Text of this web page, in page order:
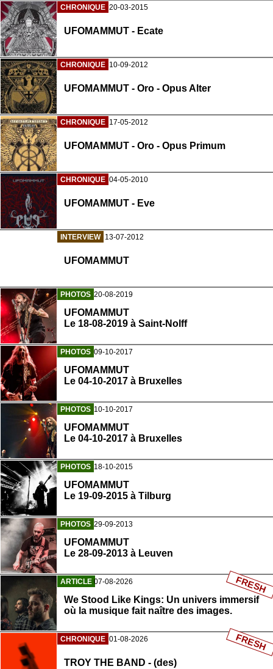
CHRONIQUE 20-03-2015
UFOMAMMUT - Ecate
CHRONIQUE 10-09-2012
UFOMAMMUT - Oro - Opus Alter
CHRONIQUE 17-05-2012
UFOMAMMUT - Oro - Opus Primum
CHRONIQUE 04-05-2010
UFOMAMMUT - Eve
INTERVIEW 13-07-2012
UFOMAMMUT
PHOTOS 20-08-2019
UFOMAMMUT
Le 18-08-2019 à Saint-Nolff
PHOTOS 09-10-2017
UFOMAMMUT
Le 04-10-2017 à Bruxelles
PHOTOS 10-10-2017
UFOMAMMUT
Le 04-10-2017 à Bruxelles
PHOTOS 18-10-2015
UFOMAMMUT
Le 19-09-2015 à Tilburg
PHOTOS 29-09-2013
UFOMAMMUT
Le 28-09-2013 à Leuven
ARTICLE 07-08-2026
We Stood Like Kings: Un univers immersif
où la musique fait naître des images.
FRESH
CHRONIQUE 01-08-2026
TROY THE BAND - (des)
FRESH